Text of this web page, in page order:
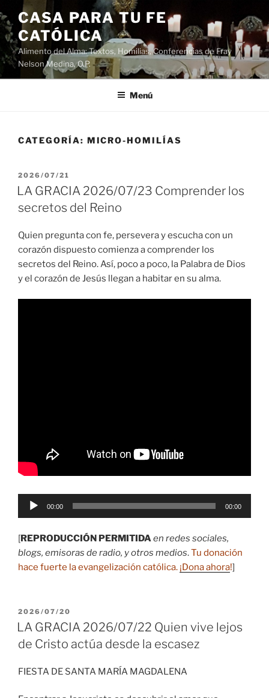
Saltar
al
contenido
CASA PARA TU FE
CATÓLICA
Alimento del Alma: Textos, Homilias, Conferencias de Fray
Nelson Medina, O.P.
Menú
CATEGORÍA: MICRO-HOMILÍAS
PUBLICADO
EL
2026/07/21
LA GRACIA 2026/07/23 Comprender los
secretos del Reino
Quien pregunta con fe, persevera y escucha con un
corazón dispuesto comienza a comprender los
secretos del Reino. Así, poco a poco, la Palabra de Dios
y el corazón de Jesús llegan a habitar en su alma.
Reproductor
00:00 00:00
[REPRODUCCIÓN PERMITIDAen redes sociales,
blogs, emisoras de radio, y otros medios.Tu donación
hace fuerte la evangelización católica. ¡Dona ahora!]
PUBLICADO
EL
2026/07/20
LA GRACIA 2026/07/22 Quien vive lejos
de Cristo actúa desde la escasez
FIESTA DE SANTA MARÍA MAGDALENA